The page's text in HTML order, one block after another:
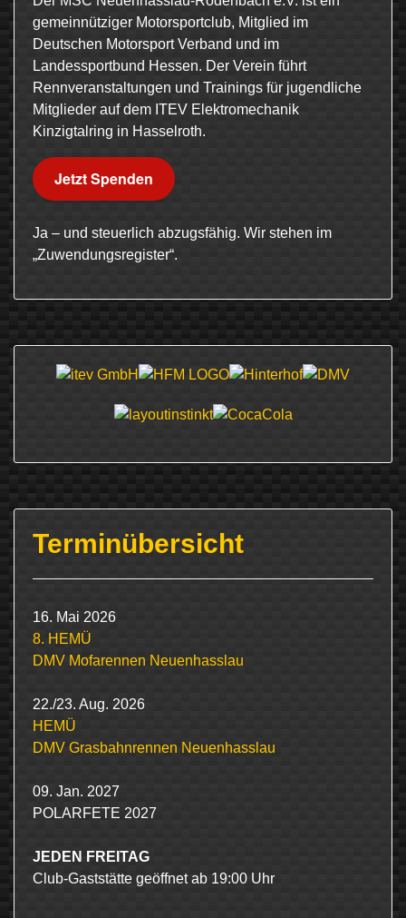
gemeinnütziger Motorsportclub, Mitglied im
Deutschen Motorsport Verband und im
Landessportbund Hessen. Der Verein führt
Rennveranstaltungen und Trainings für jugendliche
Mitglieder auf dem ITEV Elektromechanik
Kinzigtalring in Hasselroth.
Jetzt Spenden
Ja – und steuerlich abzugsfähig. Wir stehen im
„Zuwendungsregister“.
Terminübersicht
16. Mai 2026
8. HEMÜ
DMV Mofarennen Neuenhasslau
22./23. Aug. 2026
HEMÜ
DMV Grasbahnrennen Neuenhasslau
09. Jan. 2027
POLARFETE 2027
JEDEN FREITAG
Club-Gaststätte geöffnet ab 19:00 Uhr